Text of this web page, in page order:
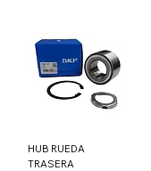
HUB RUEDA
TRASERA